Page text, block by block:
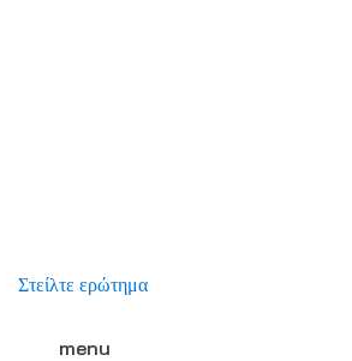
Στείλτε ερώτημα
menu